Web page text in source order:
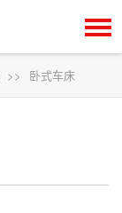
>> 卧式车床